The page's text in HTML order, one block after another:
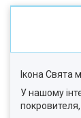
Ікона Свята
У нашому